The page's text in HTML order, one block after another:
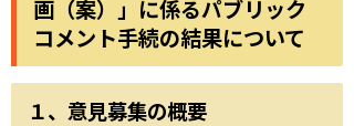
画（案）」に係るパブリック
コメント手続の結果について
１、意見募集の概要